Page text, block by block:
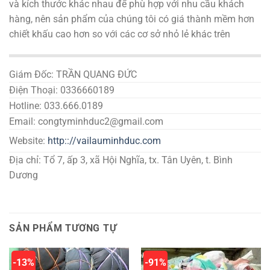
và kích thước khác nhau để phù hợp với nhu cầu khách
hàng, nên sản phẩm của chúng tôi có giá thành mềm hơn
chiết khấu cao hơn so với các cơ sở nhỏ lẻ khác trên
Giám Đốc: TRẦN QUANG ĐỨC
Điện Thoại: 0336660189
Hotline: 033.666.0189
Email: congtyminhduc2@gmail.com
Website: http:://vailauminhduc.com
Địa chỉ: Tổ 7, ấp 3, xã Hội Nghĩa, tx. Tân Uyên, t. Bình
Dương
SẢN PHẨM TƯƠNG TỰ
-13% -91%